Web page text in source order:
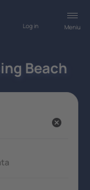
Meniu
Log in
Beach